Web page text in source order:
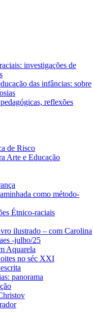
investigações de
das infâncias: sobre
reflexões
de Risco
Arte e Educação
como método-
Étnico-raciais
ilustrado – com Carolina
-julho/25
Aquarela
no séc XXI
panorama